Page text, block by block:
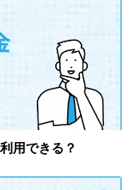
用できる？